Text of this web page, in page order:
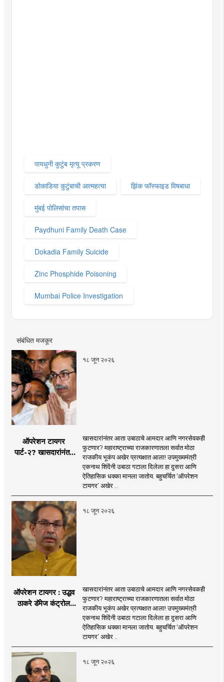
पायधुनी कुटुंब मृत्यू प्रकरण
डोकाडिया कुटुंबाची आत्महत्या झिंक फॉस्फाइड विषबाधा
मुंबई पोलिसांचा तपास
Paydhuni Family Death Case
Dokadia Family Suicide
Zinc Phosphide Poisoning
Mumbai Police Investigation
संबंधित मजकूर
१८ जून २०२६
ऑपरेशन टायगर
पार्ट-२? खासदारांनंतर
खासदारांनंतर आता उबाठाचे आमदार आणि नगरसेवकही
फुटणार? महाराष्ट्राच्या राजकारणातला सर्वात मोठा
राजकीय भूकंप अखेर प्रत्यक्षात आला! उपमुख्यमंत्री
एकनाथ शिंदेंनी उबाठा गटाला दिलेला हा दुसरा आणि
ऐतिहासिक धक्का मानला जातोय. बहुचर्चित ‘ऑपरेशन
टायगर’ अखेर ..
१८ जून २०२६
ऑपरेशन टायगर : उद्धव
ठाकरे डॅमेज कंट्रोल
शिंदेंकडे जाण्याच्या चर्चा
सुरू
खासदारांनंतर आता उबाठाचे आमदार आणि नगरसेवकही
फुटणार? महाराष्ट्राच्या राजकारणातला सर्वात मोठा
राजकीय भूकंप अखेर प्रत्यक्षात आला! उपमुख्यमंत्री
एकनाथ शिंदेंनी उबाठा गटाला दिलेला हा दुसरा आणि
ऐतिहासिक धक्का मानला जातोय. बहुचर्चित ‘ऑपरेशन
टायगर’ अखेर ..
१८ जून २०२६